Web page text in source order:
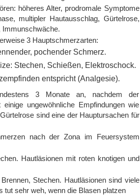
höheres Alter, prodromale Symptome
multipler Hautausschlag, Gürtelrose,
Immunschwäche.
3 Hauptschmerzarten:
pochender Schmerz.
Stechen, Schießen, Elektroschock.
entspricht (Analgesie).
3 Monate an, nachdem der
ungewöhnliche Empfindungen wie
sind eine der Hauptursachen für
nach der Zona im Feuersystem
Hautläsionen mit roten knotigen und
Stechen. Hautläsionen sind viele
tut sehr weh, wenn die Blasen platzen